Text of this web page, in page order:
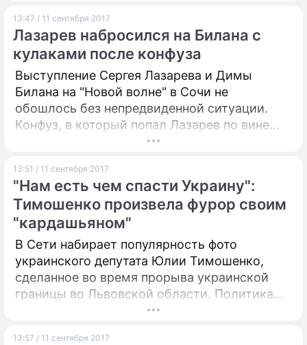
13:47 / 11 сентября 2017
Лазарев набросился на Билана с
кулаками после конфуза
Выступление Сергея Лазарева и Димы
Билана на "Новой волне" в Сочи не
обошлось без непредвиденной ситуации.
Конфуз, в который попал Лазарев по вине
Билана, вывел первого на эмоции.
13:51 / 11 сентября 2017
"Нам есть чем спасти Украину":
Тимошенко произвела фурор своим
"кардашьяном"
В Сети набирает популярность фото
украинского депутата Юлии Тимошенко,
сделанное во время прорыва украинской
границы во Львовской области. Политика
сняли с довольно необычного ракурса.
13:57 / 11 сентября 2017